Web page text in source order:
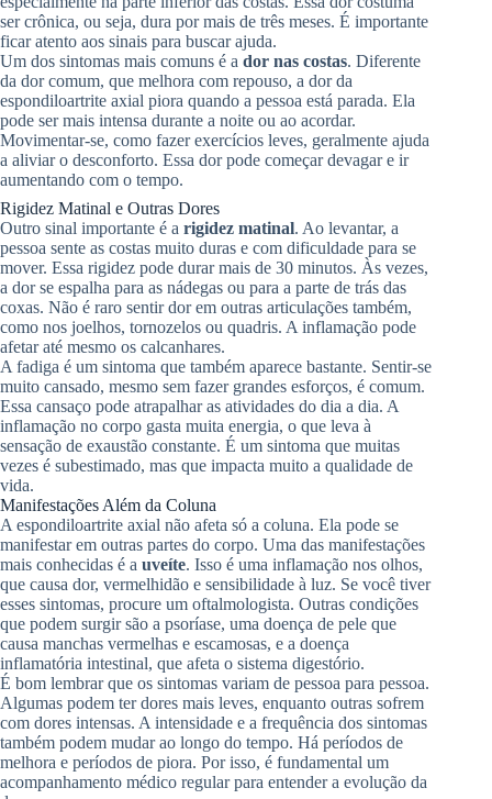
ser crônica, ou seja, dura por mais de três meses. É importante
ficar atento aos sinais para buscar ajuda.
Um dos sintomas mais comuns é a dor nas costas. Diferente
da dor comum, que melhora com repouso, a dor da
espondiloartrite axial piora quando a pessoa está parada. Ela
pode ser mais intensa durante a noite ou ao acordar.
Movimentar-se, como fazer exercícios leves, geralmente ajuda
a aliviar o desconforto. Essa dor pode começar devagar e ir
aumentando com o tempo.
Rigidez Matinal e Outras Dores
Outro sinal importante é a rigidez matinal. Ao levantar, a
pessoa sente as costas muito duras e com dificuldade para se
mover. Essa rigidez pode durar mais de 30 minutos. Às vezes,
a dor se espalha para as nádegas ou para a parte de trás das
coxas. Não é raro sentir dor em outras articulações também,
como nos joelhos, tornozelos ou quadris. A inflamação pode
afetar até mesmo os calcanhares.
A fadiga é um sintoma que também aparece bastante. Sentir-se
muito cansado, mesmo sem fazer grandes esforços, é comum.
Essa cansaço pode atrapalhar as atividades do dia a dia. A
inflamação no corpo gasta muita energia, o que leva à
sensação de exaustão constante. É um sintoma que muitas
vezes é subestimado, mas que impacta muito a qualidade de
vida.
Manifestações Além da Coluna
A espondiloartrite axial não afeta só a coluna. Ela pode se
manifestar em outras partes do corpo. Uma das manifestações
mais conhecidas é a uveíte. Isso é uma inflamação nos olhos,
que causa dor, vermelhidão e sensibilidade à luz. Se você tiver
esses sintomas, procure um oftalmologista. Outras condições
que podem surgir são a psoríase, uma doença de pele que
causa manchas vermelhas e escamosas, e a doença
inflamatória intestinal, que afeta o sistema digestório.
É bom lembrar que os sintomas variam de pessoa para pessoa.
Algumas podem ter dores mais leves, enquanto outras sofrem
com dores intensas. A intensidade e a frequência dos sintomas
também podem mudar ao longo do tempo. Há períodos de
melhora e períodos de piora. Por isso, é fundamental um
acompanhamento médico regular para entender a evolução da